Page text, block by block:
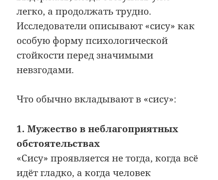
легко, а продолжать трудно.
Исследователи описывают «сису» как
особую форму психологической
стойкости перед значимыми
невзгодами.
Что обычно вкладывают в «сису»:
1. Мужество в неблагоприятных
обстоятельствах
«Сису» проявляется не тогда, когда всё
идёт гладко, а когда человек